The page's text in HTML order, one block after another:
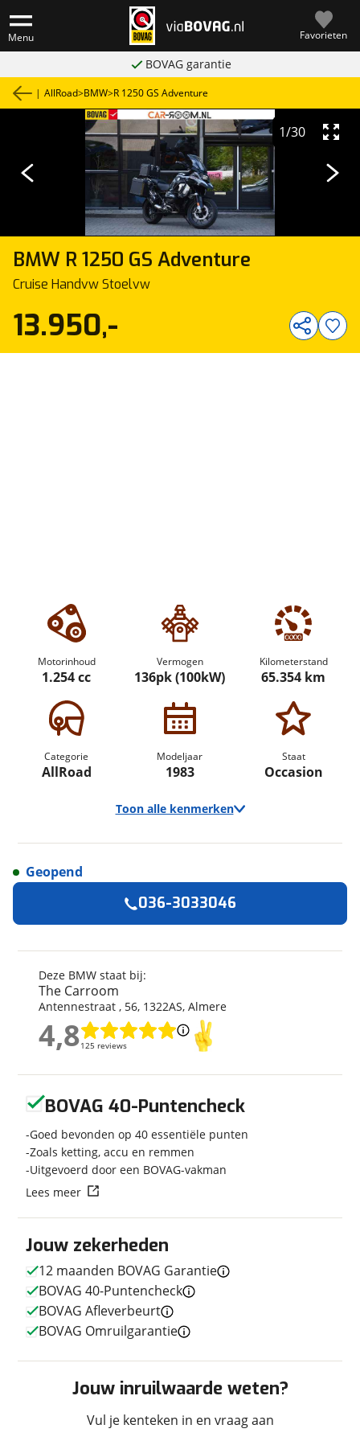
Menu Favorieten
BOVAG garantie
| AllRoad>BMW>R 1250 GS Adventure
BMW R 1250 GS Adventure
Cruise Handvw Stoelvw
1/30
Motorinhoud
1.254 cc
Vermogen
136pk (100kW)
Kilometerstand
65.354 km
Categorie
AllRoad
Modeljaar
1983
Staat
Occasion
Toon alle kenmerken
Merk
BMW
Model
R 1250 GS Adventure
Kenteken
Kilometerstand
Bouwjaar
2-2019
Modeljaar
1983
Categorie
AllRoad
Geschikt voor
A rijbewijs
Nieuw of occasion
Occasion
Techniek
Transmissie
Aantal versnellingen
6
Motorinhoud
1.254 cc
Aantal cilinders
Vermogen
136pk (100kW)
Topsnelheid
200 km/u
Aandrijving
Achterwiel
13.950,-
Deze BMW staat bij:
The Carroom
Antennestraat , 56, 1322AS, Almere
4,8125 reviews
4,8
Geopend
036-3033046
Jouw zekerheden
12 maanden BOVAG Garantie
BOVAG 40-Puntencheck
BOVAG Afleverbeurt
BOVAG Omruilgarantie
Jouw inruilwaarde weten?
Vul je kenteken in en vraag aan
BOVAG 40-Puntencheck
Goed bevonden op 40 essentiële punten
Zoals ketting, accu en remmen
Uitgevoerd door een BOVAG-vakman
Lees meer